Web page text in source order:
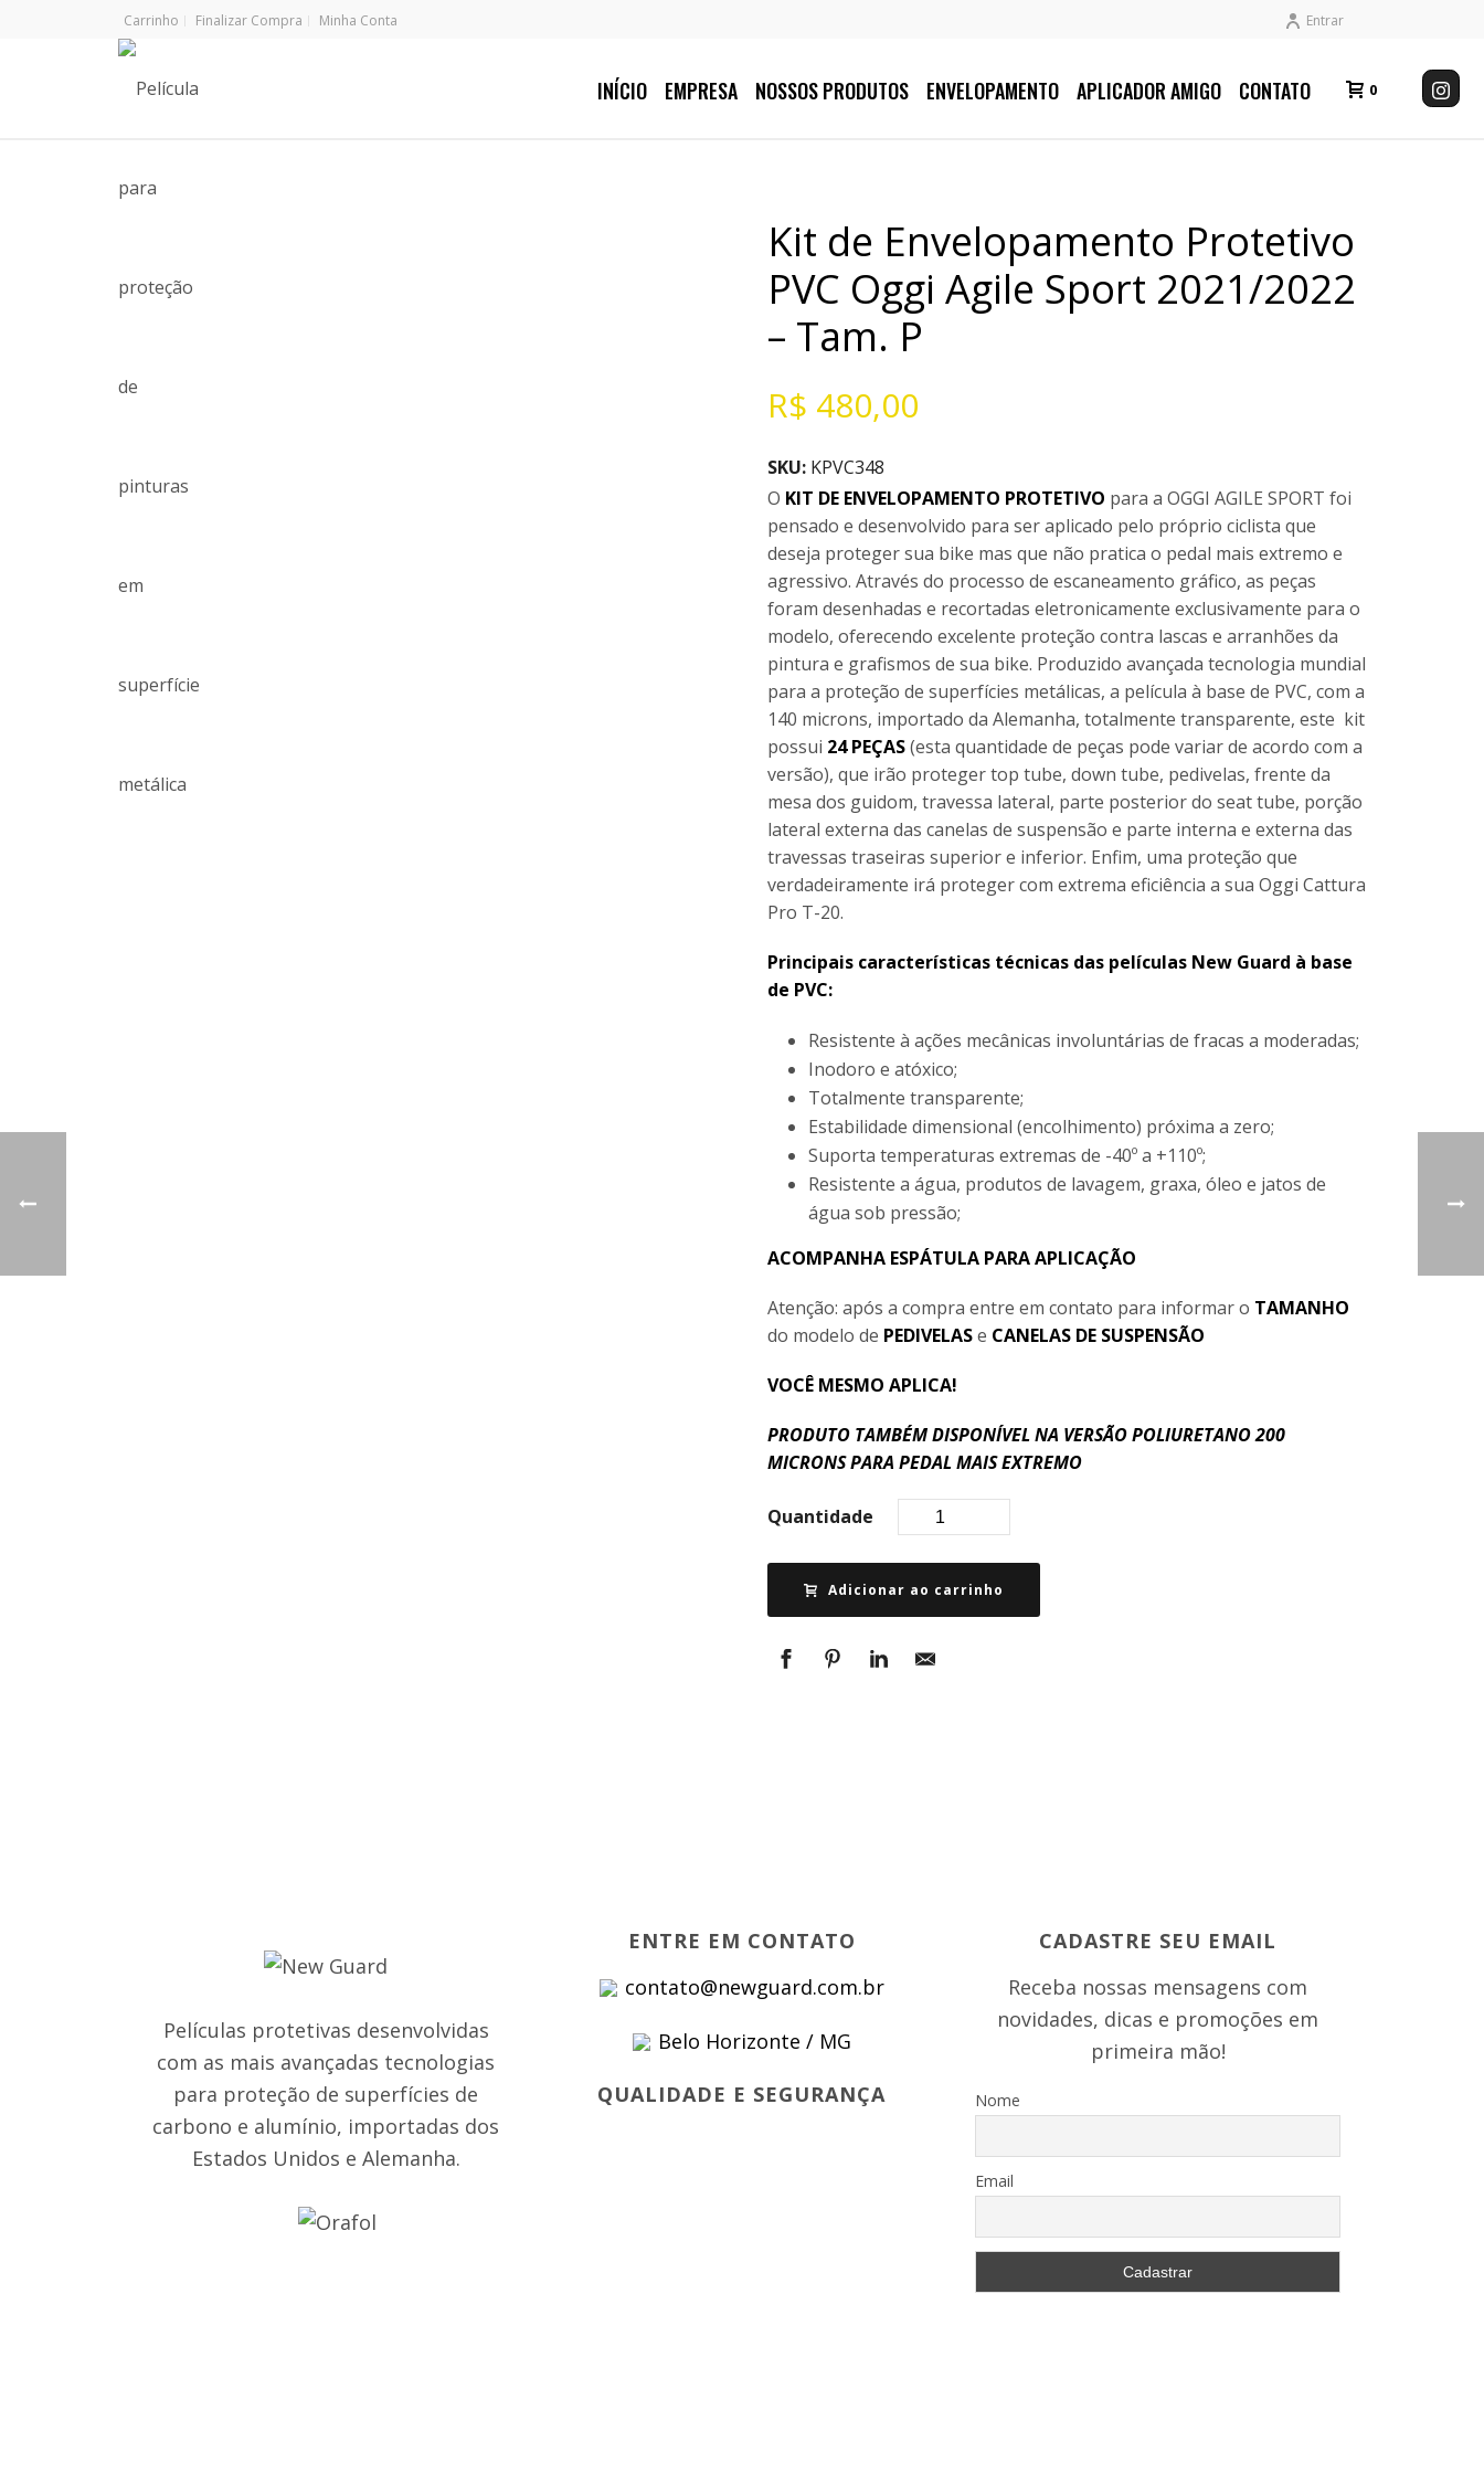
Carrinho Finalizar Compra Minha Conta Entrar
INÍCIO EMPRESA NOSSOS PRODUTOS ENVELOPAMENTO APLICADOR AMIGO CONTATO 0
Kit de Envelopamento Protetivo
PVC Oggi Agile Sport 2021/2022
– Tam. P
R$ 480,00
SKU: KPVC348
O KIT DE ENVELOPAMENTO PROTETIVO para a OGGI AGILE SPORT foi
pensado e desenvolvido para ser aplicado pelo próprio ciclista que
deseja proteger sua bike mas que não pratica o pedal mais extremo e
agressivo. Através do processo de escaneamento gráfico, as peças
foram desenhadas e recortadas eletronicamente exclusivamente para o
modelo, oferecendo excelente proteção contra lascas e arranhões da
pintura e grafismos de sua bike. Produzido avançada tecnologia mundial
para a proteção de superfícies metálicas, a película à base de PVC, com a
140 microns, importado da Alemanha, totalmente transparente, este kit
possui 24 PEÇAS(esta quantidade de peças pode variar de acordo com a
versão), que irão proteger top tube, down tube, pedivelas, frente da
mesa dos guidom, travessa lateral, parte posterior do seat tube, porção
lateral externa das canelas de suspensão e parte interna e externa das
travessas traseiras superior e inferior. Enfim, uma proteção que
verdadeiramente irá proteger com extrema eficiência a sua Oggi Cattura
Pro T-20.
Principais características técnicas das películas New Guard à base
de PVC:
Resistente à ações mecânicas involuntárias de fracas a moderadas;
Inodoro e atóxico;
Totalmente transparente;
Estabilidade dimensional (encolhimento) próxima a zero;
Suporta temperaturas extremas de -40º a +110º;
Resistente a água, produtos de lavagem, graxa, óleo e jatos de
água sob pressão;
ACOMPANHA ESPÁTULA PARA APLICAÇÃO
Atenção: após a compra entre em contato para informar o TAMANHO
do modelo de PEDIVELASe CANELAS DE SUSPENSÃO
VOCÊ MESMO APLICA!
PRODUTO TAMBÉM DISPONÍVEL NA VERSÃO POLIURETANO 200
MICRONS PARA PEDAL MAIS EXTREMO
Quantidade
Adicionar ao carrinho
Películas protetivas desenvolvidas
com as mais avançadas tecnologias
para proteção de superfícies de
carbono e alumínio, importadas dos
Estados Unidos e Alemanha.
ENTRE EM CONTATO
contato@newguard.com.br
Belo Horizonte / MG
QUALIDADE E SEGURANÇA
CADASTRE SEU EMAIL
Receba nossas mensagens com
novidades, dicas e promoções em
primeira mão!
Nome
Email